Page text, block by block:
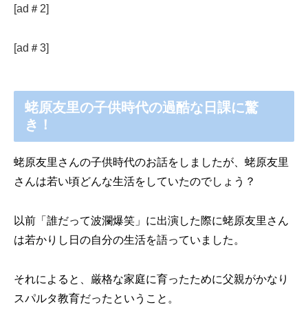
[ad＃2]
[ad＃3]
蛯原友里の子供時代の過酷な日課に驚
き！
蛯原友里さんの子供時代のお話をしましたが、蛯原友里
さんは若い頃どんな生活をしていたのでしょう？
以前「誰だって波瀾爆笑」に出演した際に蛯原友里さん
は若かりし日の自分の生活を語っていました。
それによると、厳格な家庭に育ったために父親がかなり
スパルタ教育だったということ。